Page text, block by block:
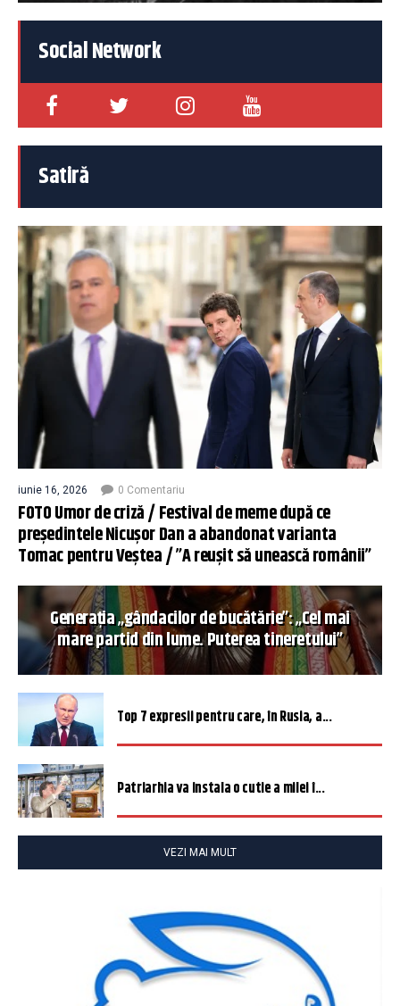
Social Network
Satiră
iunie 16, 2026 0 Comentariu
FOTO Umor de criză / Festival de meme după ce
președintele Nicușor Dan a abandonat varianta
Tomac pentru Veștea / ”A reușit să unească românii”
Generația „gândacilor de bucătărie”: „Cel mai
mare partid din lume. Puterea tineretului”
Top 7 expresii pentru care, în Rusia, a...
Patriarhia va instala o cutie a milei î...
VEZI MAI MULT